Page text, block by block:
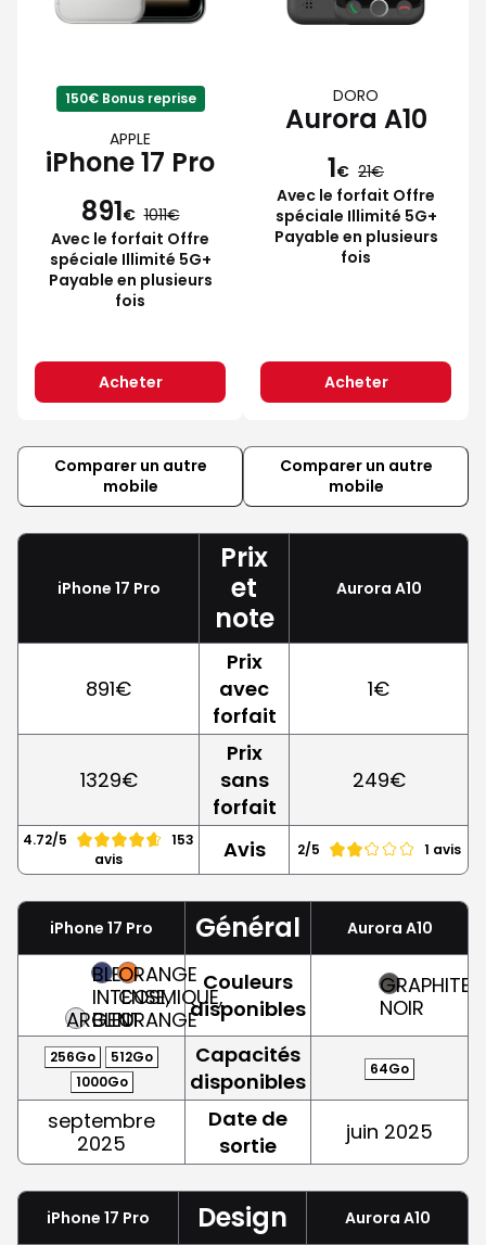
150€ Bonus reprise
APPLE
iPhone 17 Pro
891€ 1011
Avec le forfait Offre
spéciale Illimité 5G+
Payable en plusieurs
fois
Acheter
DORO
Aurora A10
1€ 21
Avec le forfait Offre
spéciale Illimité 5G+
Payable en plusieurs
fois
Acheter
Comparer un autre
mobile
Comparer un autre
mobile
iPhone 17 Pro
Prix
et
note
Aurora A10
891€
Prix
avec
forfait
1€
1329€
Prix
sans
forfait
249€
4.72/5
153
avis
Avis 2/5 1 avis
iPhone 17 Pro Général Aurora A10
ARGENT
BLEU
INTENSE,
BLEU
ORANGE
COSMIQUE,
ORANGE
Couleurs
disponibles
GRAPHITE,
NOIR
256Go
512Go
1000Go
Capacités
disponibles
64Go
septembre
2025
Date de
sortie
juin 2025
iPhone 17 Pro Design Aurora A10